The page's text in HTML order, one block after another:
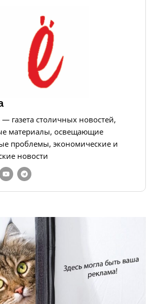
— газета столичных новостей,
материалы, освещающие
проблемы, экономические и
новости